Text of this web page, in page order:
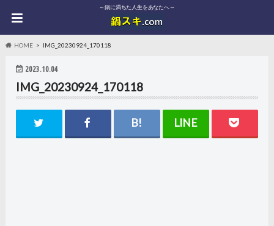
～鍋に満ちた人生をあなたへ～
HOME IMG_20230924_170118
2023.10.04
IMG_20230924_170118